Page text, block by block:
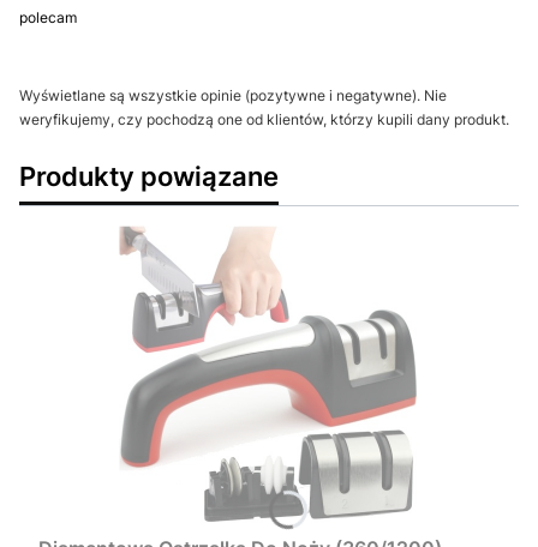
polecam
Wyświetlane są wszystkie opinie (pozytywne i negatywne). Nie
weryfikujemy, czy pochodzą one od klientów, którzy kupili dany produkt.
Produkty powiązane